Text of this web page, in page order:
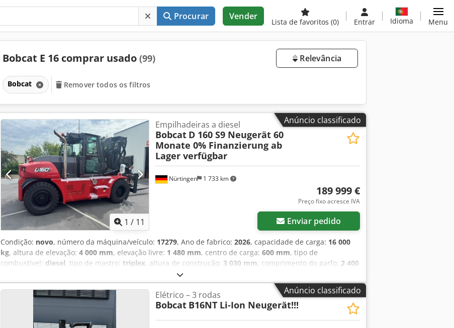
Procurar Vender
Lista de favoritos (0) Entrar Idioma Menu
Bobcat E 16 comprar usado (99) Relevância
Bobcat Remover todos os filtros
Anúncio classificado
1 / 11
Nürtingen 1 733 km
Empilhadeiras a diesel
Bobcat D 160 S9 Neugerät 60
Monate 0% Finanzierung ab
Lager verfügbar
189 999 €
Preço fixo acresce IVA
Enviar pedido
Condição: novo, número da máquina/veículo: 17279, Ano de fabrico: 2026, capacidade de carga: 16 000
kg, altura de elevação: 4 000 mm, elevação livre: 1 480 mm, centro de carga: 600 mm, tipo de
combustível: diesel, tipo de mastro: triplex, altura de construção: 3 030 mm, comprimento do garfo: 2 400
, tamanho do pneu traseiro:
19 300 kg, Equipamento:cabina, 5218640 Número de série: FDC0H-5107-00494 Cedpfszp T Auox Ahlerf
Anúncio classificado
Elétrico – 3 rodas
Bobcat B16NT Li-Ion Neugerät!!!